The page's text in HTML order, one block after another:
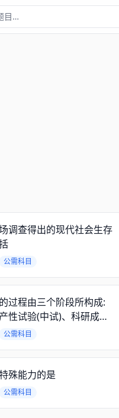
调查得出的现代社会生存
公需科目
过程由三个阶段所构成:
性试验(中试)、科研成果
()。
公需科目
殊能力的是
公需科目